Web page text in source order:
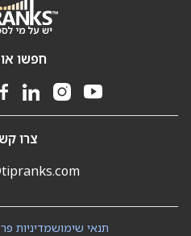
חפשו
צרו
מדיניותתנאי שימוש